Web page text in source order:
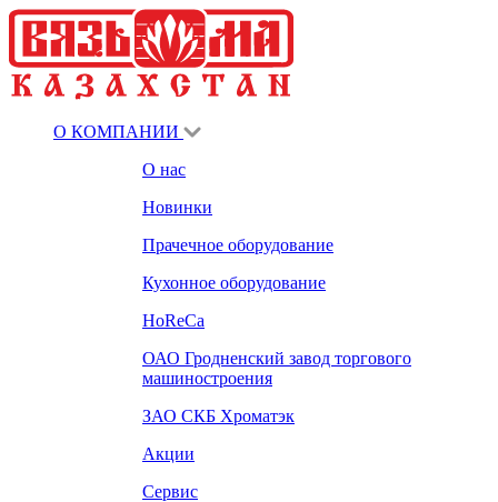
О КОМПАНИИ
О нас
Новинки
Прачечное оборудование
Кухонное оборудование
HoReCa
ОАО Гродненский завод торгового
машиностроения
ЗАО СКБ Хроматэк
Акции
Сервис